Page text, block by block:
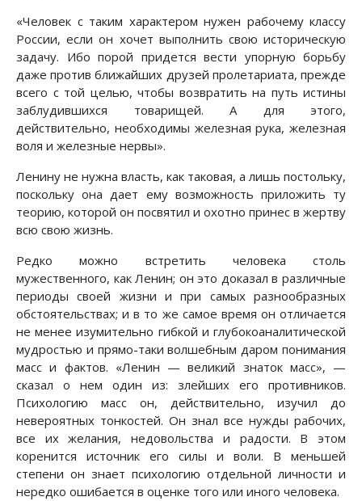
«Человек с таким характером нужен рабочему классу
России, если он хочет выполнить свою историческую
задачу. Ибо порой придется вести упорную борьбу
даже против ближайших друзей пролетариата, прежде
всего с той целью, чтобы возвратить на путь истины
заблудившихся товарищей. А для этого,
действительно, необходимы железная рука, железная
воля и железные нервы».
Ленину не нужна власть, как таковая, а лишь постольку,
поскольку она дает ему возможность приложить ту
теорию, которой он посвятил и охотно принес в жертву
всю свою жизнь.
Редко можно встретить человека столь
мужественного, как Ленин; он это доказал в различные
периоды своей жизни и при самых разнообразных
обстоятельствах; и в то же самое время он отличается
не менее изумительно гибкой и глубокоаналитической
мудростью и прямо-таки волшебным даром понимания
масс и фактов. «Ленин — великий знаток масс», —
сказал о нем один из: злейших его противников.
Психологию масс он, действительно, изучил до
невероятных тонкостей. Он знал все нужды рабочих,
все их желания, недовольства и радости. В этом
коренится источник его силы и воли. В меньшей
степени он знает психологию отдельной личности и
нередко ошибается в оценке того или иного человека.